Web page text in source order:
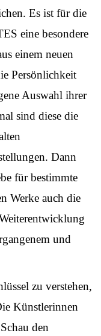
Es ist für die
eine besondere
einem neuen
Persönlichkeit
Auswahl ihrer
sind diese die
Dann
für bestimmte
Werke auch die
und
zu verstehen,
Künstlerinnen
den